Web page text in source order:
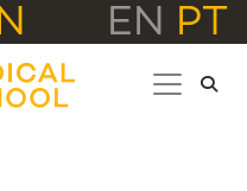
EN PT